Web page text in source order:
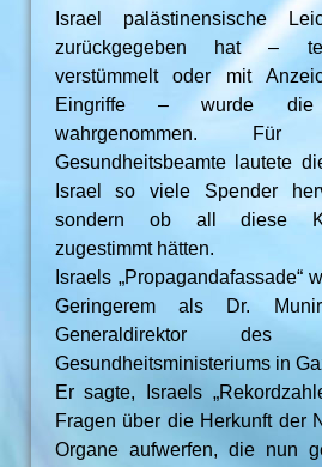
Israel palästinensische
zurückgegeben hat –
verstümmelt oder mit
Eingriffe – wurde die
wahrgenommen. Für
Gesundheitsbeamte lautete
Israel so viele Spender
sondern ob all diese
zugestimmt hätten.
Israels „Propagandafassade“
Geringerem als Dr.
Generaldirektor des
Gesundheitsministeriums in
Er sagte, Israels
Fragen über die Herkunft der
Organe aufwerfen, die nun